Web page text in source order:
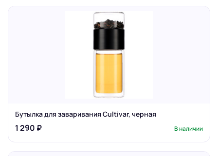
Бутылка для заваривания Cultivar, черная
1 290 ₽ В наличии